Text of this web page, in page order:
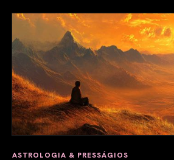
ASTROLOGIA & PRESSÁGIOS